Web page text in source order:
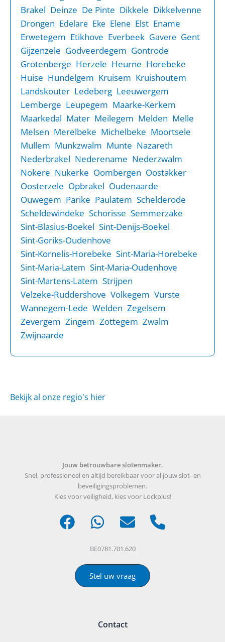
Brakel Deinze De Pinte Dikkele Dikkelvenne
Drongen Edelare Eke Elene Elst Ename
Erwetegem Etikhove Everbeek Gavere Gent
Gijzenzele Godveerdegem Gontrode
Grotenberge Herzele Heurne Horebeke
Huise Hundelgem Kruisem Kruishoutem
Landskouter Ledeberg Leeuwergem
Lemberge Leupegem Maarke-Kerkem
Maarkedal Mater Meilegem Melden Melle
Melsen Merelbeke Michelbeke Moortsele
Mullem Munkzwalm Munte Nazareth
Nederbrakel Nederename Nederzwalm
Nokere Nukerke Oombergen Oostakker
Oosterzele Opbrakel Oudenaarde
Ouwegem Parike Paulatem Schelderode
Scheldewindeke Schorisse Semmerzake
Sint-Blasius-Boekel Sint-Denijs-Boekel
Sint-Goriks-Oudenhove
Sint-Kornelis-Horebeke Sint-Maria-Horebeke
Sint-Maria-Latem Sint-Maria-Oudenhove
Sint-Martens-Latem Strijpen
Velzeke-Ruddershove Volkegem Vurste
Wannegem-Lede Welden Zegelsem
Zevergem Zingem Zottegem Zwalm
Zwijnaarde
Bekijk al onze regio's hier
Jouw betrouwbare slotenmaker.
Snel, professioneel en altijd bereikbaar voor al jouw slot- en
beveiligingsproblemen.
Kies voor veiligheid, kies voor Lockplus!
BE0781.701.620
Stel uw vraag
Contact